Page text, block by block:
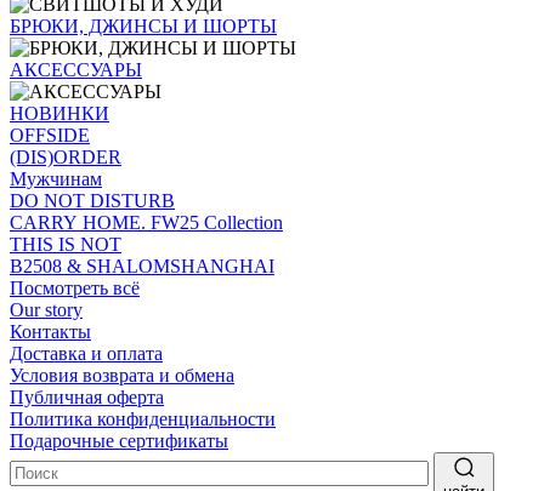
БРЮКИ, ДЖИНСЫ И ШОРТЫ
АКСЕССУАРЫ
НОВИНКИ
OFFSIDE
(DIS)ORDER
Мужчинам
DO NOT DISTURB
CARRY HOME. FW25 Collection
THIS IS NOT
B2508 & SHALOMSHANGHAI
Посмотреть всё
Our story
Контакты
Доставка и оплата
Условия возврата и обмена
Публичная оферта
Политика конфиденциальности
Подарочные сертификаты